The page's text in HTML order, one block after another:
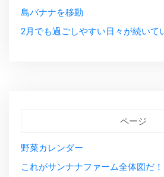
島バナナを移動
2月でも過ごしやすい日々が続いて
ページ
野菜カレンダー
これがサンナナファーム全体図だ！